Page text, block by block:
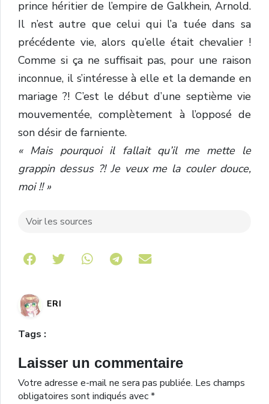
prince héritier de l’empire de Galkhein, Arnold.
Il n’est autre que celui qui l’a tuée dans sa
précédente vie, alors qu’elle était chevalier !
Comme si ça ne suffisait pas, pour une raison
inconnue, il s’intéresse à elle et la demande en
mariage ?! C’est le début d’une septième vie
mouvementée, complètement à l’opposé de
son désir de farniente.
« Mais pourquoi il fallait qu’il me mette le
grappin dessus ?! Je veux me la couler douce,
moi !! »
Voir les sources
Share on Telegram
ERI
Tags :
Laisser un commentaire
Votre adresse e-mail ne sera pas publiée. Les champs
obligatoires sont indiqués avec*